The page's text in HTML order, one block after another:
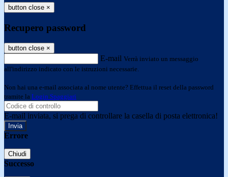
button close ×
Recupero password
button close ×
E-mail Verrà inviato un messaggio
all'indirizzo indicato con le istruzioni necessarie.
Non hai una e-mail associata al nome utente? Effettua il reset della password
tramite la Login Spaggiari
E-mail inviata, si prega di controllare la casella di posta elettronica!
Errore
Chiudi
Successo